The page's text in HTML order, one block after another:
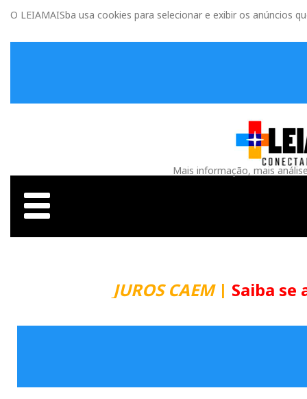
O LEIAMAISba usa cookies para selecionar e exibir os anúncios
Mais informação, mais
JUROS CAEM| Saiba se